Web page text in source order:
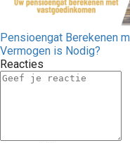
Pensioengat Berekenen
Vermogen is Nodig?
Reacties